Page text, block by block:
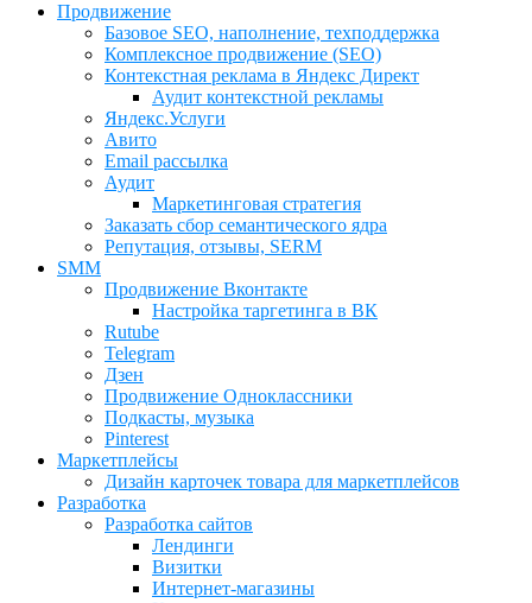
Продвижение
Базовое SEO, наполнение, техподдержка
Комплексное продвижение (SEO)
Контекстная реклама в Яндекс Директ
Аудит контекстной рекламы
Яндекс.Услуги
Авито
Email рассылка
Аудит
Маркетинговая стратегия
Заказать сбор семантического ядра
Репутация, отзывы, SERM
SMM
Продвижение Вконтакте
Настройка таргетинга в ВК
Rutube
Telegram
Дзен
Продвижение Одноклассники
Подкасты, музыка
Pinterest
Маркетплейсы
Дизайн карточек товара для маркетплейсов
Разработка
Разработка сайтов
Лендинги
Визитки
Интернет-магазины